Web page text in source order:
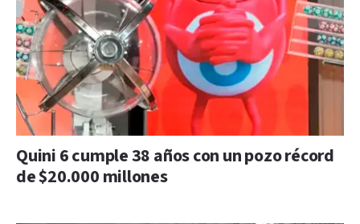
Quini 6 cumple 38 años con un pozo récord
de $20.000 millones